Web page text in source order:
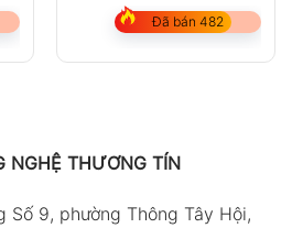
Đã bán 482
NGHỆ THƯƠNG TÍN
Số 9, phường Thông Tây Hội,